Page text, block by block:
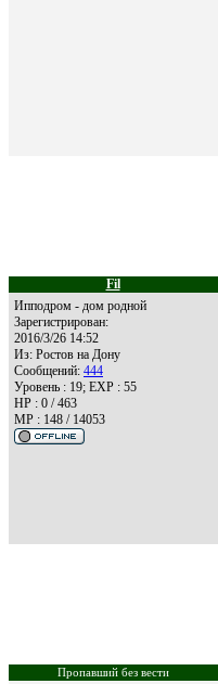
Fil
Ипподром - дом родной
Зарегистрирован:
2016/3/26 14:52
Из: Ростов на Дону
Сообщений: 444
Уровень : 19; EXP : 55
HP : 0 / 463
MP : 148 / 14053
Пропавший без вести